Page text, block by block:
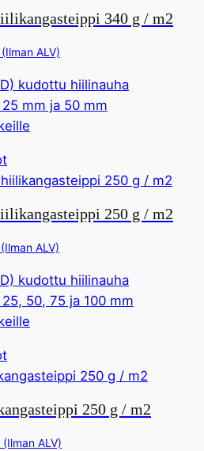
useita
muunnelmia.
vaihtoehto
voidaan
valita
340 g / m2
(Ilman ALV)
kudottu hiilinauha
mm ja 50 mm
Tällä
tuotteella
useita
muunnelmia.
vaihtoehto
voidaan
valita
250 g / m2
(Ilman ALV)
kudottu hiilinauha
50, 75 ja 100 mm
Tällä
tuotteella
useita
muunnelmia.
250 g / m2
(Ilman ALV)